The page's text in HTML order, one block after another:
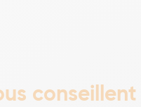
conseillent